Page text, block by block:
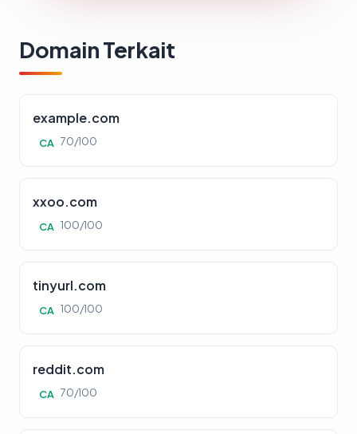
Domain Terkait
example.com
CA 70/100
xxoo.com
CA 100/100
tinyurl.com
CA 100/100
reddit.com
CA 70/100